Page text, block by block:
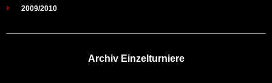
2009/2010
Archiv Einzelturniere